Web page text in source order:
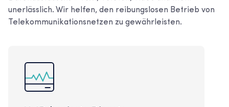
unerlässlich. Wir helfen, den reibungslosen Betrieb von
Telekommunikationsnetzen zu gewährleisten.